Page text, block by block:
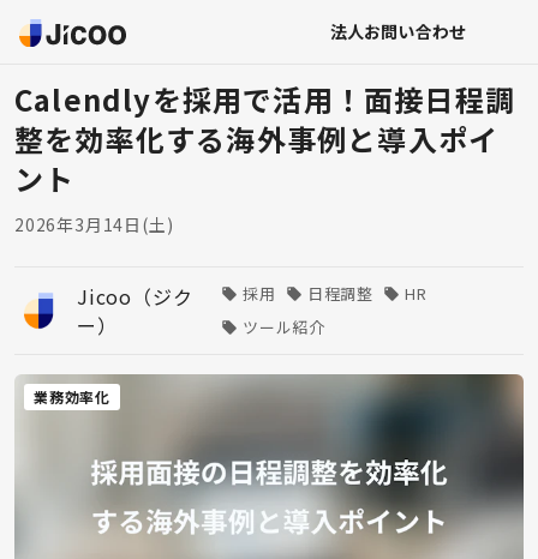
法人お問い合わせ
Calendlyを採用で活用！面接日程調
整を効率化する海外事例と導入ポイ
ント
2026年3月14日(土)
Jicoo（ジク
ー）
採用 日程調整
HR
ツール紹介
業務効率化